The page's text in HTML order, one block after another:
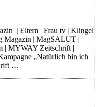
| Eltern | Frau tv | Klingel
Magazin | MagSALUT |
| MYWAY Zeitschrift |
„Natürlich bin ich
…